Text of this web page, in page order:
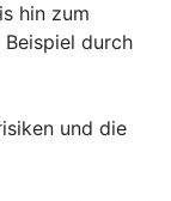
hin zum
durch
und die